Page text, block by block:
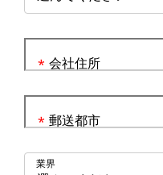
会社住所
*
郵送都市
*
業界